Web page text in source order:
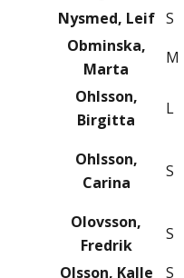
Nysmed, Leif S
Obminska,
Marta
M
Ohlsson,
Birgitta
L
Ohlsson,
Carina
S
Olovsson,
Fredrik
S
Olsson, Kalle
S